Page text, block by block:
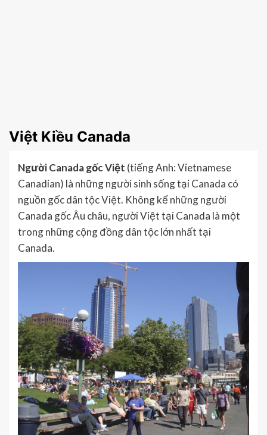
Việt Kiều Canada
Người Canada gốc Việt (tiếng Anh: Vietnamese
Canadian) là những người sinh sống tại Canada có
nguồn gốc dân tộc Việt. Không kể những người
Canada gốc Âu châu, người Việt tại Canada là một
trong những cộng đồng dân tộc lớn nhất tại
Canada.